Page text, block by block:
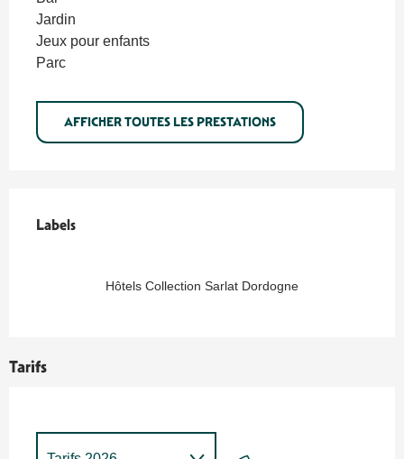
Jardin
Jeux pour enfants
Parc
AFFICHER TOUTES LES PRESTATIONS
Labels
Labels
Hôtels Collection Sarlat Dordogne
Tarifs